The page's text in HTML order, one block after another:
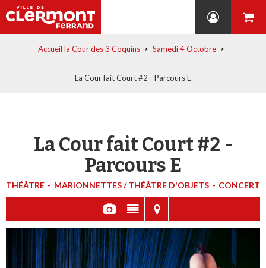
Accueil la Cour des 3 Coquins > Samedi 4 Octobre >
La Cour fait Court #2 - Parcours E
La Cour fait Court #2 -
Parcours E
THÉÂTRE MARIONNETTES / THÉÂTRE D'OBJETS CONCERT